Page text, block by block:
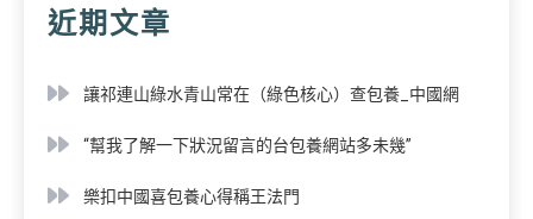
近期文章
讓祁連山綠水青山常在（綠色核心）查包養_中國網
“幫我了解一下狀況留言的台包養網站多未幾”
樂扣中國喜包養心得稱王法門